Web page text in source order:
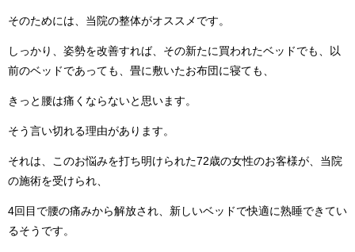
そのためには、当院の整体がオススメです。
しっかり、姿勢を改善すれば、その新たに買われたベッドでも、以
前のベッドであっても、畳に敷いたお布団に寝ても、
きっと腰は痛くならないと思います。
そう言い切れる理由があります。
それは、このお悩みを打ち明けられた72歳の女性のお客様が、当院
の施術を受けられ、
4回目で腰の痛みから解放され、新しいベッドで快適に熟睡できてい
るそうです。